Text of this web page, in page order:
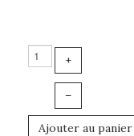
+
–
Ajouter au panier